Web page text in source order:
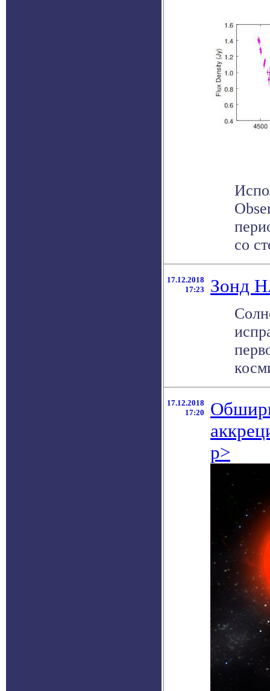
со
17.12.2018
17:23
Зонд
17.12.2018
17:20
p>